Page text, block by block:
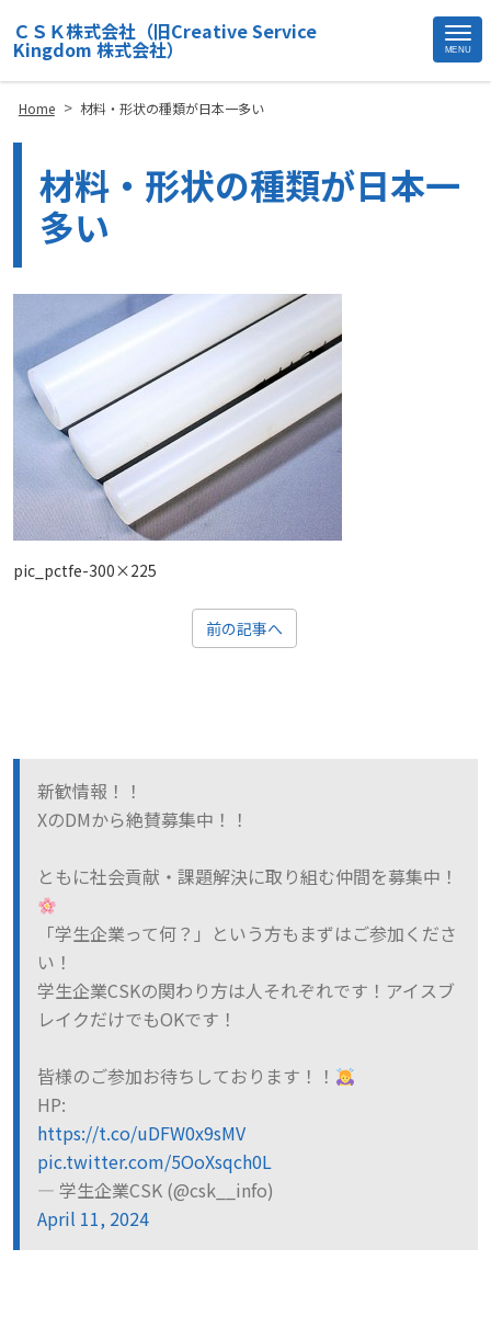
ＣＳＫ株式会社（旧Creative Service
Kingdom 株式会社） MENU
Home > 材料・形状の種類が日本一多い
材料・形状の種類が日本一
多い
pic_pctfe-300×225
前の記事へ
新歓情報！！
XのDMから絶賛募集中！！
ともに社会貢献・課題解決に取り組む仲間を募集中！
「学生企業って何？」という方もまずはご参加くださ
い！
学生企業CSKの関わり方は人それぞれです！アイスブ
レイクだけでもOKです！
皆様のご参加お待ちしております！！
HP:
https://t.co/uDFW0x9sMV
pic.twitter.com/5OoXsqch0L
— 学生企業CSK (@csk__info)
April 11, 2024
Site
Footer